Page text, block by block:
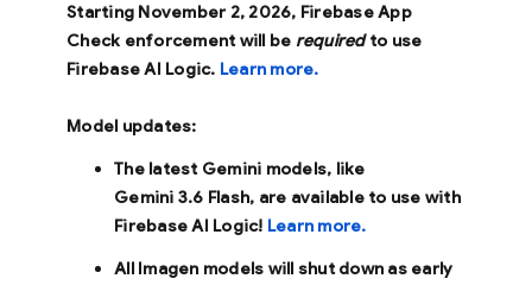
Starting November 2, 2026, Firebase App
Check enforcement will be requiredto use
Firebase AI Logic. Learn more.
Model updates:
The latest Gemini models, like
Gemini 3.6 Flash, are available to use with
Firebase AI Logic! Learn more.
All Imagen models will shut down as early